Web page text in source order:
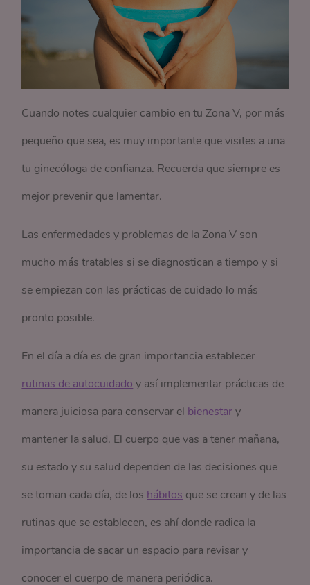
Cuando notes cualquier cambio en tu Zona V, por más
pequeño que sea, es muy importante que visites a una
tu ginecóloga de confianza. Recuerda que siempre es
mejor prevenir que lamentar.
Las enfermedades y problemas de la Zona V son
mucho más tratables si se diagnostican a tiempo y si
se empiezan con las prácticas de cuidado lo más
pronto posible.
En el día a día es de gran importancia establecer
rutinas de autocuidado y así implementar prácticas de
manera juiciosa para conservar el bienestary
mantener la salud. El cuerpo que vas a tener mañana,
su estado y su salud dependen de las decisiones que
se toman cada día, de los hábitos que se crean y de las
rutinas que se establecen, es ahí donde radica la
importancia de sacar un espacio para revisar y
conocer el cuerpo de manera periódica.